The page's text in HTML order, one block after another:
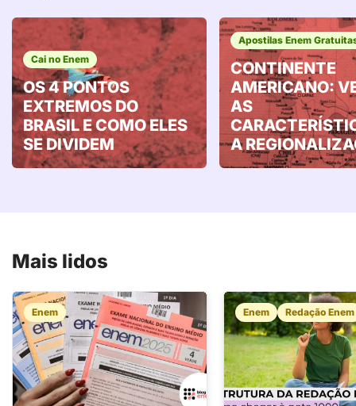
Cai no Enem
OS 4 PONTOS
EXTREMOS DO
BRASIL E COMO ELES
SE DIVIDEM
Apostilas Enem
CONTINENTE
AMERICANO:
AS
A
Mais lidos
Enem Enem Redação Enem